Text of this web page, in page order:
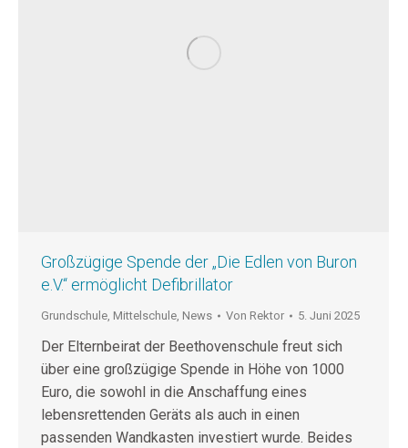
Großzügige Spende der „Die Edlen von Buron
e.V.“ ermöglicht Defibrillator
Grundschule, Mittelschule, News Von Rektor 5. Juni 2025
Der Elternbeirat der Beethovenschule freut sich
über eine großzügige Spende in Höhe von 1000
Euro, die sowohl in die Anschaffung eines
lebensrettenden Geräts als auch in einen
passenden Wandkasten investiert wurde. Beides